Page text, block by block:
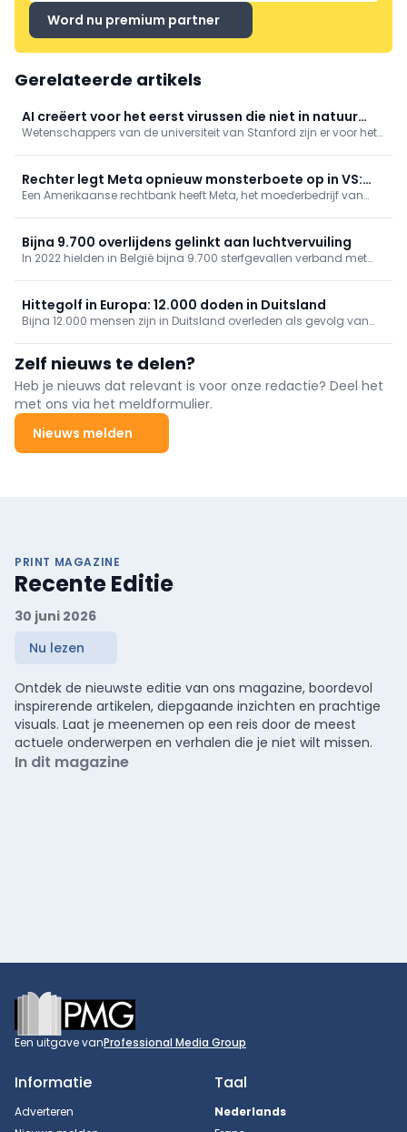
Word nu premium partner
Gerelateerde artikels
AI creëert voor het eerst virussen die niet in natuur
voorkomen
Wetenschappers van de universiteit van Stanford zijn er voor het
Rechter legt Meta opnieuw monsterboete op in VS:
bedrijf moet kinderen meer beschermen
Een Amerikaanse rechtbank heeft Meta, het moederbedrijf van
maatregelen neemt om jonge gebruikers te beschermen.
Bijna 9.700 overlijdens gelinkt aan luchtvervuiling
In 2022 hielden in België bijna 9.700 sterfgevallen verband met
overlijden in kaart.
Hittegolf in Europa: 12.000 doden in Duitsland
Bijna 12.000 mensen zijn in Duitsland overleden als gevolg van
Zelf nieuws te delen?
Heb je nieuws dat relevant is voor onze redactie? Deel het
met ons via het meldformulier.
Nieuws melden
PRINT MAGAZINE
Recente Editie
30 juni 2026
Nu lezen
Ontdek de nieuwste editie van ons magazine, boordevol
inspirerende artikelen, diepgaande inzichten en prachtige
visuals. Laat je meenemen op een reis door de meest
actuele onderwerpen en verhalen die je niet wilt missen.
In dit magazine
Footer
Een uitgave vanProfessional Media Group
Informatie
Adverteren
Taal
Nederlands